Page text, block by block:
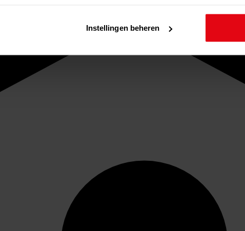
Instellingen beheren